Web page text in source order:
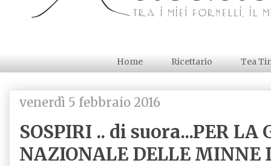
Home Ricettario Tea
venerdì 5 febbraio 2016
SOSPIRI .. di suora...PER LA
NAZIONALE DELLE MINNE